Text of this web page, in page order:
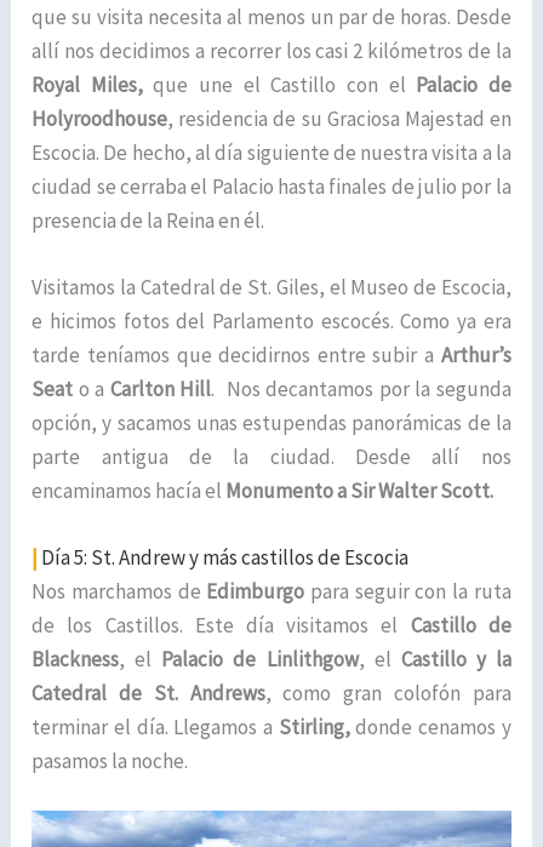
que su visita necesita al menos un par de horas. Desde
allí nos decidimos a recorrer los casi 2 kilómetros de la
Royal Miles,que une el Castillo con el Palacio de
Holyroodhouse, residencia de su Graciosa Majestad en
Escocia. De hecho, al día siguiente de nuestra visita a la
ciudad se cerraba el Palacio hasta finales de julio por la
presencia de la Reina en él.
Visitamos la Catedral de St. Giles, el Museo de Escocia,
e hicimos fotos del Parlamento escocés. Como ya era
tarde teníamos que decidirnos entre subir a Arthur’s
Seat o a Carlton Hill. Nos decantamos por la segunda
opción, y sacamos unas estupendas panorámicas de la
parte antigua de la ciudad. Desde allí nos
encaminamos hacía el Monumento a Sir Walter Scott.
| Día 5: St. Andrew y más castillos de Escocia
Nos marchamos de Edimburgo para seguir con la ruta
de los Castillos. Este día visitamos el Castillo de
Blackness, el Palacio de Linlithgow, el Castillo y la
Catedral de St. Andrews, como gran colofón para
terminar el día. Llegamos a Stirling,donde cenamos y
pasamos la noche.